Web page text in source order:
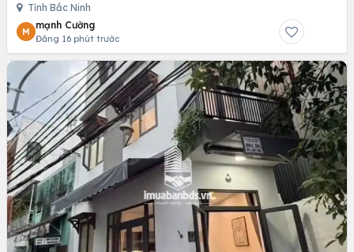
Tỉnh Bắc Ninh
M
mạnh Cường
Đăng 16 phút trước